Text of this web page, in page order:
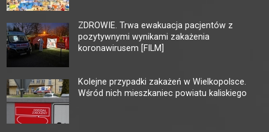
ZDROWIE. Trwa ewakuacja pacjentów z
pozytywnymi wynikami zakażenia
koronawirusem [FILM]
Kolejne przypadki zakażeń w Wielkopolsce.
Wśród nich mieszkaniec powiatu kaliskiego